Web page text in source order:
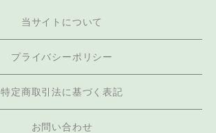
当サイトについて
プライバシーポリシー
特定商取引法に基づく表記
お問い合わせ